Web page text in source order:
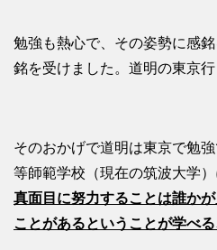
勉強も熱心で、その姿勢に感
銘を受けました。道明の東京行
そのおかげで道明は東京で勉
等師範学校（現在の筑波大学）
真面目に努力することは誰か
ことがあるということが学べ